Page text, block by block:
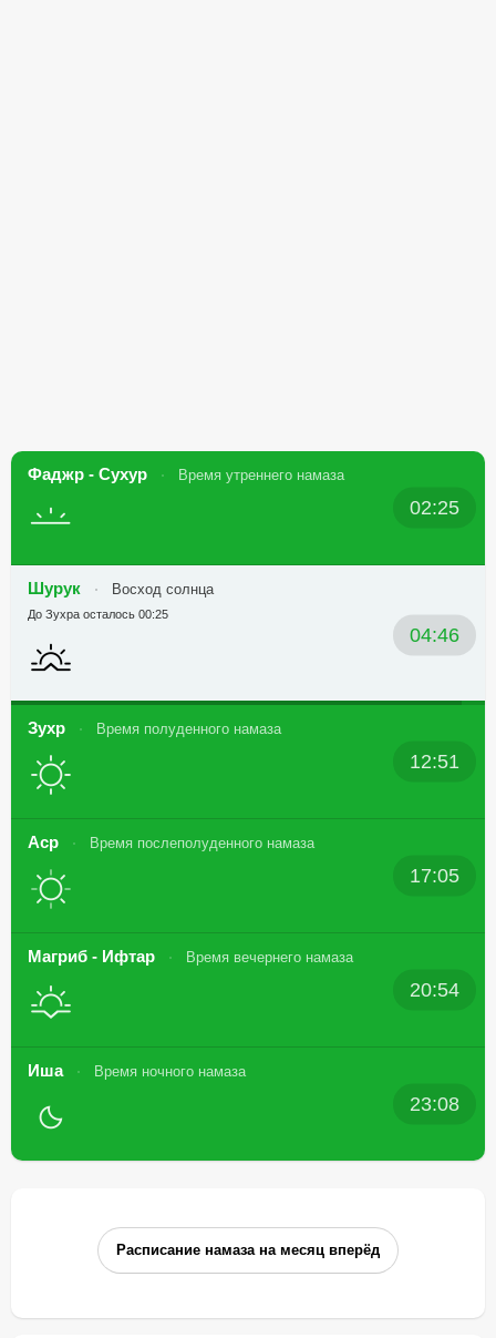
Фаджр - Сухур Время утреннего намаза
02:25
Шурук Восход солнца
04:46
До Зухра осталось 00:25
Зухр Время полуденного намаза
12:51
Аср Время послеполуденного намаза
17:05
Магриб - Ифтар Время вечернего намаза
20:54
Иша Время ночного намаза
23:08
Расписание намаза на месяц вперёд